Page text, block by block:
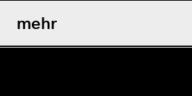
mehr